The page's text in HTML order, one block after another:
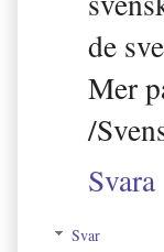
de
Mer
/
Svara
Svar